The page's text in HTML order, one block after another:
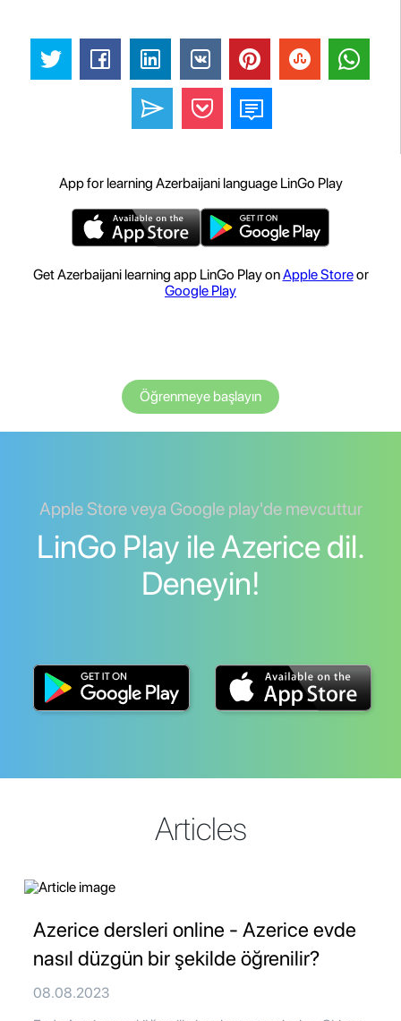
App for learning Azerbaijani language LinGo Play
Get Azerbaijani learning app LinGo Play onApple Storeor
Google Play
Öğrenmeye başlayın
Apple Store veya Google play'de mevcuttur
LinGo Play ile Azerice dil.
Deneyin!
Articles
Azerice dersleri online - Azerice evde
nasıl düzgün bir şekilde öğrenilir?
08.08.2023